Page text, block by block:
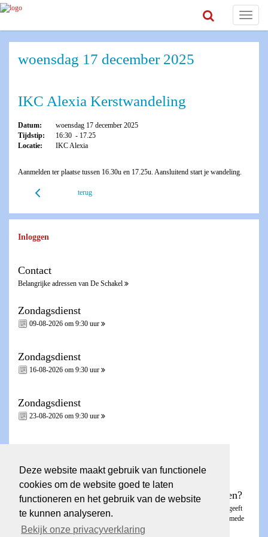
Deze website maakt gebruik van functionele
cookies om de website goed te laten
functioneren en het gebruik van de website
te kunnen analyseren.
Bekijk onze privacyverklaring
Toggle
woensdag 17 december 2025
IKC Alexia Kerstwandeling
Datum:
woensdag 17 december 2025
Tijdstip:
16:30 - 17.25
Locatie:
IKC Alexia
Aanmelden ter plaatse tussen 16.30u en 17.25u. Aansluitend start je wandeling.
terug
Inloggen
Contact
Belangrijke adressen van De Schakel
Zondagsdienst
09-08-2026 om 9:30 uur
Zondagsdienst
16-08-2026 om 9:30 uur
Zondagsdienst
23-08-2026 om 9:30 uur
Wilt u een account voor de ledenpagina aanvragen?
Dit kunt u aanvragen via het
. De ledenpagina is besloten en geeft
toegang tot Nieuwsbrieven, de KICK, fotoalbums en contactgegevens van mede
gemeenteleden.